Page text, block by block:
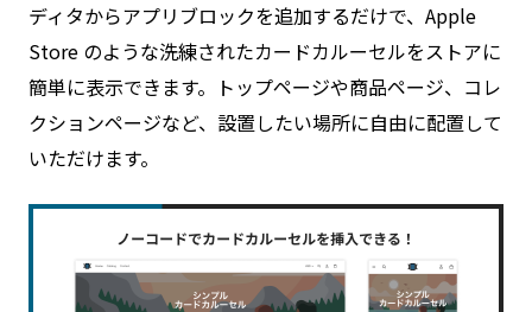
ディタからアプリブロックを追加するだけで、Apple
Store のような洗練されたカードカルーセルをストアに
簡単に表示できます。トップページや商品ページ、コレ
クションページなど、設置したい場所に自由に配置して
いただけます。